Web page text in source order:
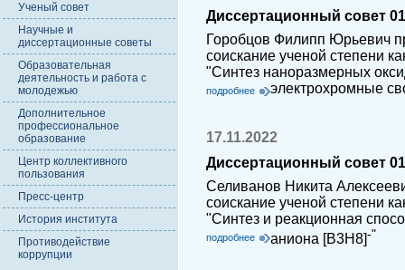
Ученый совет
Научные и
диссертационные советы
Образовательная
деятельность и работа с
молодежью
Дополнительное
профессиональное
образование
Центр коллективного
пользования
Пресс-центр
История института
Противодействие
коррупции
Диссертационный совет
Горобцов Филипп Юрьевич
соискание ученой степени
"Синтез наноразмерных
электрохромные
подробнее
17.11.2022
Диссертационный совет
Селиванов Никита
соискание ученой степени
"Синтез и реакционная
аниона [B3H8]-"
подробнее